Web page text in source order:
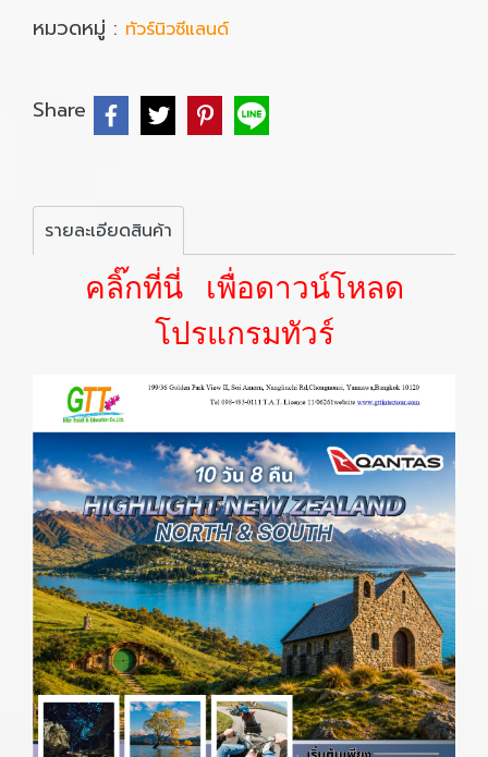
หมวดหมู่ : ทัวร์นิวซีแลนด์
Share
รายละเอียดสินค้า
คลิ๊กที่นี่ เพื่อดาวน์โหลด
โปรแกรมทัวร์